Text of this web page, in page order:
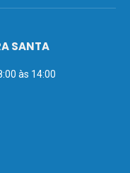
SANTA
às 14:00